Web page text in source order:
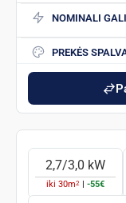
NOMINALI
PREKĖS
2,7/3,0 kW
iki30m2 -55€